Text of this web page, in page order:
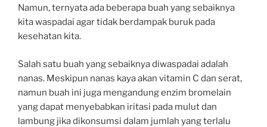
Namun, ternyata ada beberapa buah yang sebaiknya
kita waspadai agar tidak berdampak buruk pada
kesehatan kita.
Salah satu buah yang sebaiknya diwaspadai adalah
nanas. Meskipun nanas kaya akan vitamin C dan serat,
namun buah ini juga mengandung enzim bromelain
yang dapat menyebabkan iritasi pada mulut dan
lambung jika dikonsumsi dalam jumlah yang terlalu